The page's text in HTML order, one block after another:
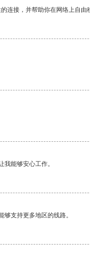
连接，并帮助你在网络上自由
能够安心工作。
支持更多地区的线路。